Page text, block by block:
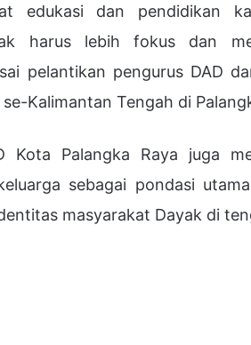
edukasi dan pendidikan
harus lebih fokus dan
pelantikan pengurus DAD
se-Kalimantan Tengah di
Kota Palangka Raya juga
sebagai pondasi
masyarakat Dayak di